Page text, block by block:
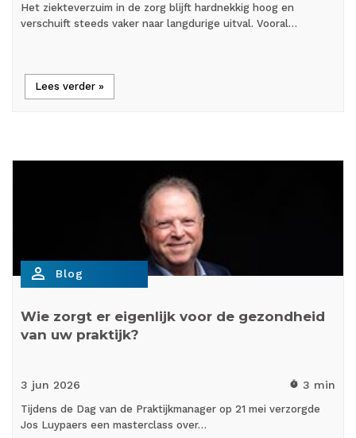
Het ziekteverzuim in de zorg blijft hardnekkig hoog en
verschuift steeds vaker naar langdurige uitval. Vooral…
Lees verder »
person_outline Blog
Wie zorgt er eigenlijk voor de gezondheid
van uw praktijk?
3 jun 2026 timer 3 min
Tijdens de Dag van de Praktijkmanager op 21 mei verzorgde
Jos Luypaers een masterclass over…